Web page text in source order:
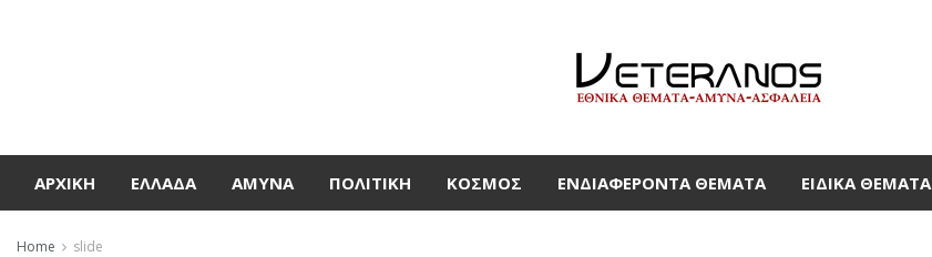
ΑΡΧΙΚΉ ΕΛΛΆΔΑ ΆΜΥΝΑ ΠΟΛΙΤΙΚΉ ΚΌΣΜΟΣ ΕΝΔΙΑΦΈΡΟΝΤΑ ΘΈΜΑΤΑ ΕΙΔΙΚΆ ΘΈΜΑΤΑ
Home slide